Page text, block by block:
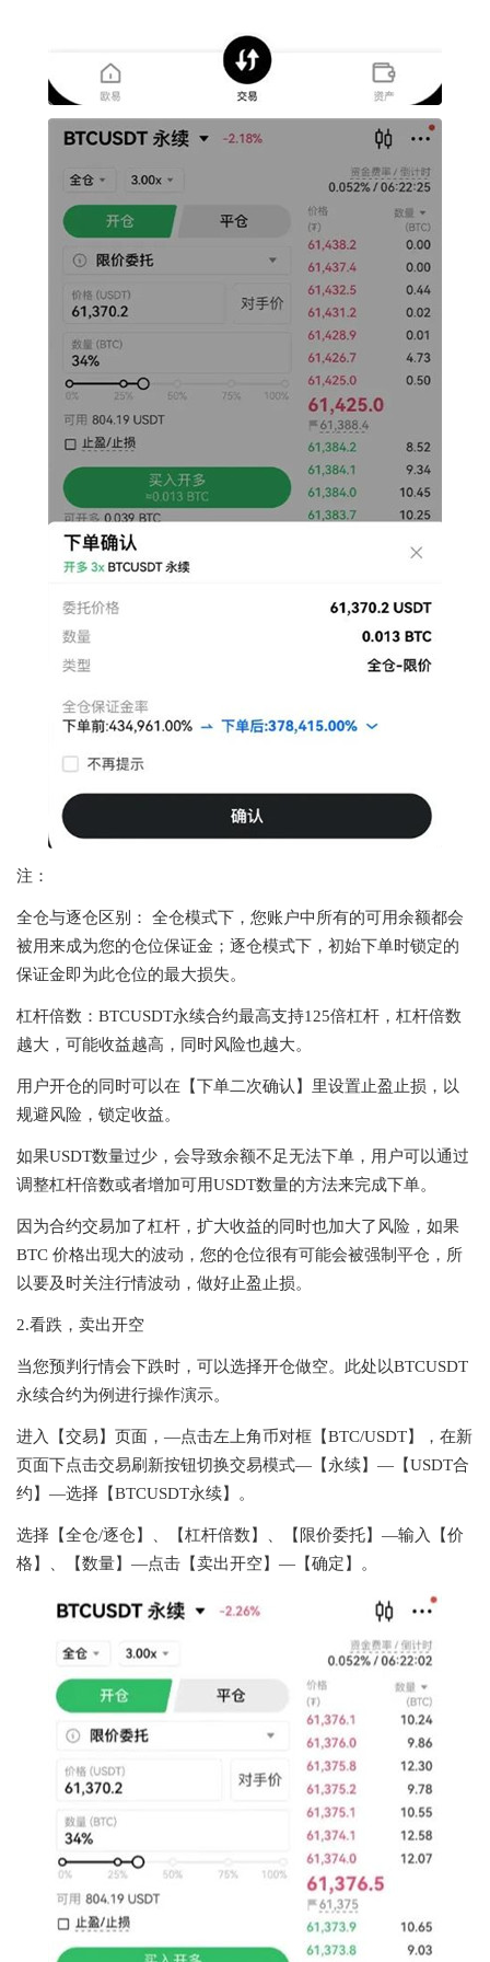
注：
全仓与逐仓区别： 全仓模式下，您账户中所有的可用余额都会
被用来成为您的仓位保证金；逐仓模式下，初始下单时锁定的
保证金即为此仓位的最大损失。
杠杆倍数：BTCUSDT永续合约最高支持125倍杠杆，杠杆倍数
越大，可能收益越高，同时风险也越大。
用户开仓的同时可以在【下单二次确认】里设置止盈止损，以
规避风险，锁定收益。
如果USDT数量过少，会导致余额不足无法下单，用户可以通过
调整杠杆倍数或者增加可用USDT数量的方法来完成下单。
因为合约交易加了杠杆，扩大收益的同时也加大了风险，如果
BTC 价格出现大的波动，您的仓位很有可能会被强制平仓，所
以要及时关注行情波动，做好止盈止损。
2.看跌，卖出开空
当您预判行情会下跌时，可以选择开仓做空。此处以BTCUSDT
永续合约为例进行操作演示。
进入【交易】页面，—点击左上角币对框【BTC/USDT】，在新
页面下点击交易刷新按钮切换交易模式—【永续】—【USDT合
约】—选择【BTCUSDT永续】。
选择【全仓/逐仓】、【杠杆倍数】、【限价委托】—输入【价
格】、【数量】—点击【卖出开空】—【确定】。